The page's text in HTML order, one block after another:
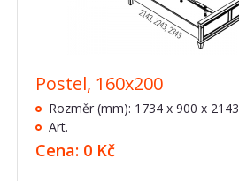
Postel, 160x200
Rozměr (mm): 1734 x 900 x 2143
Art.
Cena: 0 Kč